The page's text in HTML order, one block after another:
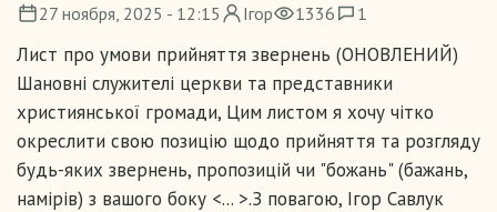
27 ноября, 2025 - 12:15 Ігор 1336 1
Лист про умови прийняття звернень (ОНОВЛЕНИЙ)
Шановні служителі церкви та представники
християнської громади, Цим листом я хочу чітко
окреслити свою позицію щодо прийняття та розгляду
будь-яких звернень, пропозицій чи "божань" (бажань,
намірів) з вашого боку <... >.З повагою, Ігор Савлук